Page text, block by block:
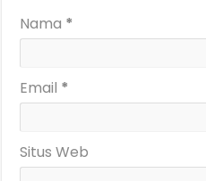
Nama *
Email *
Situs Web